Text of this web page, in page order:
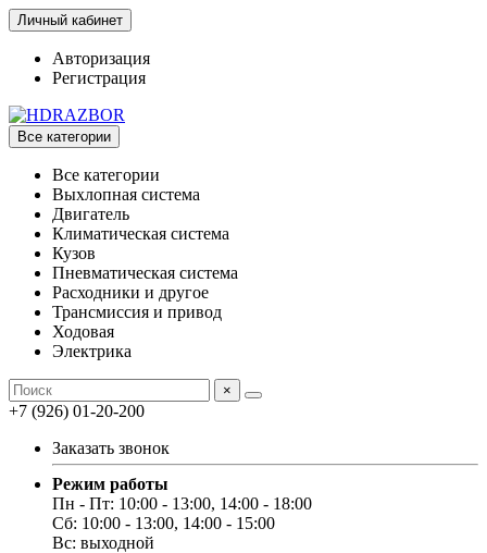
Личный кабинет
Авторизация
Регистрация
Все категории
Все категории
Выхлопная система
Двигатель
Климатическая система
Кузов
Пневматическая система
Расходники и другое
Трансмиссия и привод
Ходовая
Электрика
×
+7 (926) 01-20-200
Заказать звонок
Режим работы
Пн - Пт: 10:00 - 13:00, 14:00 - 18:00
Сб: 10:00 - 13:00, 14:00 - 15:00
Вс: выходной